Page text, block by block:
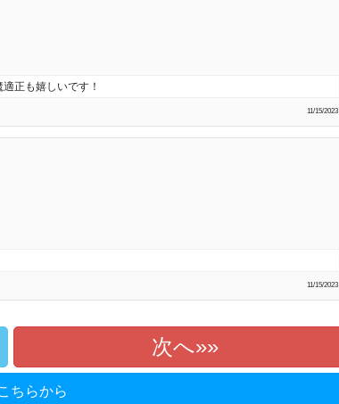
正も嬉しいです！
11/15/2023
11/15/2023
次へ»
ちらから